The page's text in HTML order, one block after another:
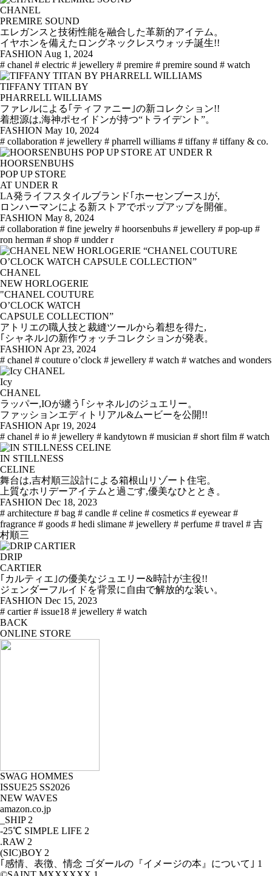
CHANEL
PREMIRE SOUND
エレガンスと技術性能を融合した革新的アイテム。
イヤホンを備えたロングネックレスウォッチ誕生!!
FASHION Aug 1, 2024
# chanel # electric # jewellery # premire # premire sound # watch
TIFFANY TITAN BY
PHARRELL WILLIAMS
ファレルによる｢ティファニー｣の新コレクション!!
着想源は,海神ポセイドンが持つ“トライデント”。
FASHION May 10, 2024
# collaboration # jewellery # pharrell williams # tiffany # tiffany & co.
HOORSENBUHS
POP UP STORE
AT UNDER R
LA発ライフスタイルブランド｢ホーセンブース｣が,
ロンハーマンによる新ストアでポップアップを開催。
FASHION May 8, 2024
# collaboration # fine jewelry # hoorsenbuhs # jewellery # pop-up #
ron herman # shop # undder r
CHANEL
NEW HORLOGERIE
"CHANEL COUTURE
O’CLOCK WATCH
CAPSULE COLLECTION​”
アトリエの職人技と裁縫ツールから着想を得た,
｢シャネル｣の新作ウォッチコレクションが発表。
FASHION Apr 23, 2024
# chanel # couture o’clock # jewellery # watch # watches and wonders
Icy
CHANEL
ラッパー,IOが纏う｢シャネル｣のジュエリー。
ファッションエディトリアル&ムービーを公開!!
FASHION Apr 19, 2024
# chanel # io # jewellery # kandytown # musician # short film # watch
IN STILLNESS
CELINE
舞台は,吉村順三設計による箱根山リゾート住宅。
上質なホリデーアイテムと過ごす,優美なひととき。
FASHION Dec 18, 2023
# architecture # bag # candle # celine # cosmetics # eyewear #
fragrance # goods # hedi slimane # jewellery # perfume # travel # 吉
村順三
DRIP
CARTIER
｢カルティエ｣の優美なジュエリー&時計が主役!!
ジェンダーフルイドを背景に自由で解放的な装い。
FASHION Dec 15, 2023
# cartier # issue18 # jewellery # watch
BACK
ONLINE STORE
SWAG HOMMES
ISSUE25 SS2026
NEW WAVES
amazon.co.jp
_SHIP 2
-25℃ SIMPLE LIFE 2
.RAW 2
(SIC)BOY 2
｢感情、表徴、情念 ゴダールの『イメージの本』について｣ 1